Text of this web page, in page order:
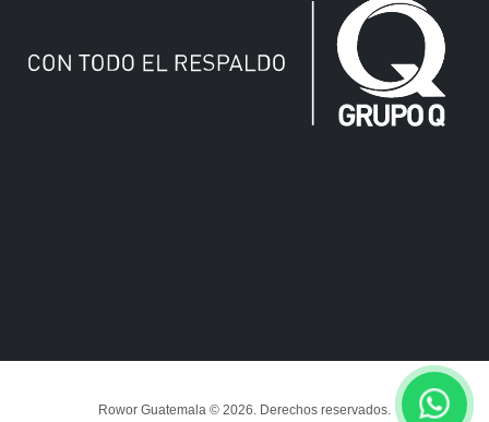
Rowor Guatemala © 2026. Derechos reservados.